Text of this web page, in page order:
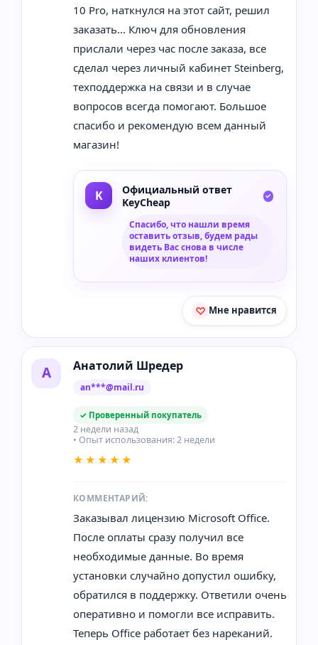
10 Pro, наткнулся на этот сайт, решил
заказать... Ключ для обновления
прислали через час после заказа, все
сделал через личный кабинет Steinberg,
техподдержка на связи и в случае
вопросов всегда помогают. Большое
спасибо и рекомендую всем данный
магазин!
Официальный ответ
KeyCheap
Спасибо, что нашли время
оставить отзыв, будем рады
видеть Вас снова в числе
наших клиентов!
Мне нравится
А Анатолий Шредер
an***@mail.ru
✓ Проверенный покупатель
2 недели назад
• Опыт использования: 2 недели
★★★★★
КОММЕНТАРИЙ:
Заказывал лицензию Microsoft Office.
После оплаты сразу получил все
необходимые данные. Во время
установки случайно допустил ошибку,
обратился в поддержку. Ответили очень
оперативно и помогли все исправить.
Теперь Office работает без нареканий.